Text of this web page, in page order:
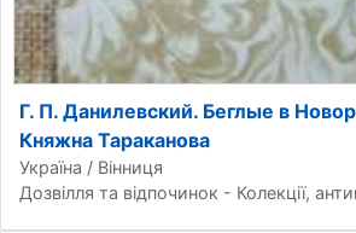
Г. П. Данилевский. Беглые в
Княжна Тараканова
Україна / Вінниця
Дозвілля та відпочинок - Колекції,